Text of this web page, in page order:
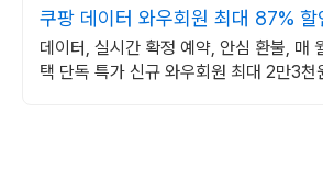
쿠팡 데이터 와우회원 최대 87% 할
데이터, 실시간 확정 예약, 안심 환불, 매
택 단독 특가 신규 와우회원 최대 2만3천